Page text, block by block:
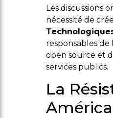
Les discussions
nécessité de
responsables de
open source et
services publics.
La